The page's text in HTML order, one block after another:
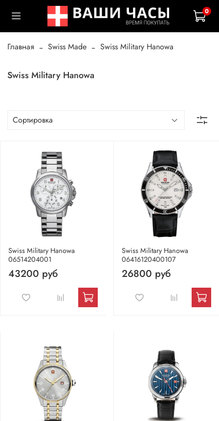
0
Главная Swiss Made Swiss Military Hanowa
Swiss Military Hanowa
Swiss Military Hanowa
06514204001
43200 руб
Swiss Military Hanowa
06416120400107
26800 руб